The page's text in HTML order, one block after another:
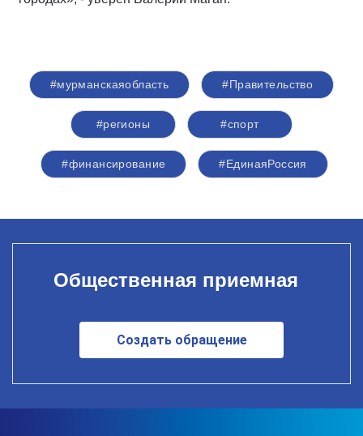
#мурманскаяобласть #Правительство
#регионы #спорт
#финансирование #‎ЕдинаяРоссия
Общественная приемная
Создать обращение